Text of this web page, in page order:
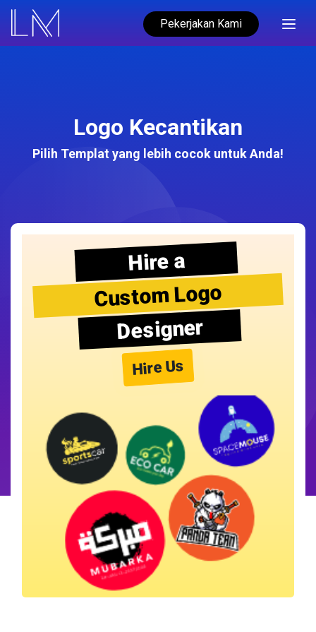
Pekerjakan Kami
Logo Kecantikan
Pilih Templat yang lebih cocok untuk Anda!
Hire a
Custom Logo
Designer
Hire Us